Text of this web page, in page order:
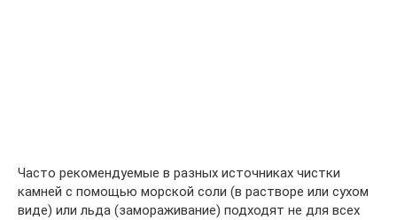
Часто рекомендуемые в разных источниках чистки
камней с помощью морской соли (в растворе или сухом
виде) или льда (замораживание) подходят не для всех